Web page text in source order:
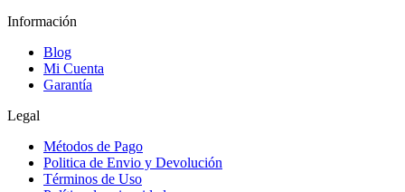
Información
Blog
Mi Cuenta
Garantía
Legal
Métodos de Pago
Politica de Envio y Devolución
Términos de Uso